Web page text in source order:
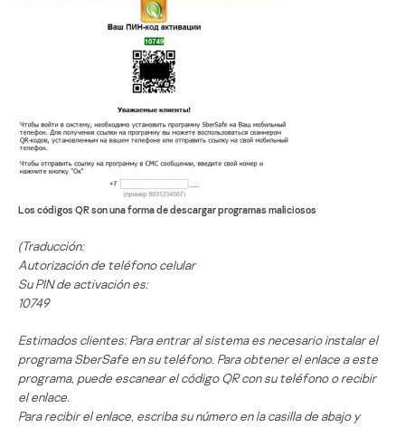
Los códigos QR son una forma de descargar programas maliciosos
(Traducción:
Autorización de teléfono celular
Su PIN de activación es:
10749
Estimados clientes: Para entrar al sistema es necesario instalar el
programa SberSafe en su teléfono. Para obtener el enlace a este
programa, puede escanear el código QR con su teléfono o recibir
el enlace.
Para recibir el enlace, escriba su número en la casilla de abajo y